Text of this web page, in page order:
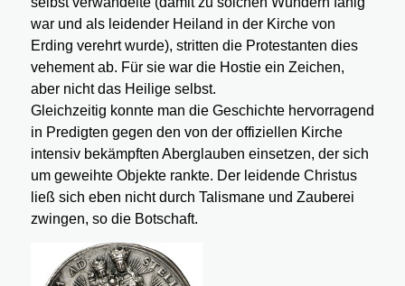
war und als leidender Heiland in der Kirche von
Erding verehrt wurde), stritten die Protestanten dies
vehement ab. Für sie war die Hostie ein Zeichen,
aber nicht das Heilige selbst.
Gleichzeitig konnte man die Geschichte hervorragend
in Predigten gegen den von der offiziellen Kirche
intensiv bekämpften Aberglauben einsetzen, der sich
um geweihte Objekte rankte. Der leidende Christus
ließ sich eben nicht durch Talismane und Zauberei
zwingen, so die Botschaft.